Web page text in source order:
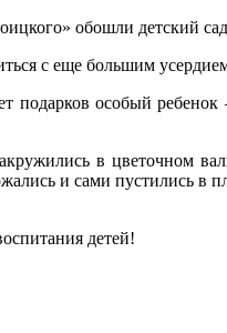
обошли детский
с еще большим
особый
в цветочном
и сами пустились в
детей!